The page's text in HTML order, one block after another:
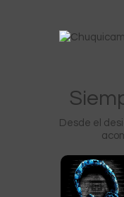
Desde el
Inicio
Radomiro
Ministro
Gabriela